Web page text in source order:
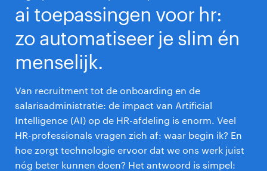
mijn carrière
ai toepassingen voor hr:
zo automatiseer je slim én
menselijk.
Van recruitment tot de onboarding en de
salarisadministratie: de impact van Artificial
Intelligence (AI) op de HR-afdeling is enorm. Veel
HR-professionals vragen zich af: waar begin ik? En
hoe zorgt technologie ervoor dat we ons werk juist
nóg beter kunnen doen? Het antwoord is simpel: